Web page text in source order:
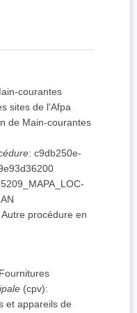
courantes
sites de l'Afpa
de Main-courantes
: c9db250e-
Autre procédure en
Fournitures
(cpv):
et appareils de